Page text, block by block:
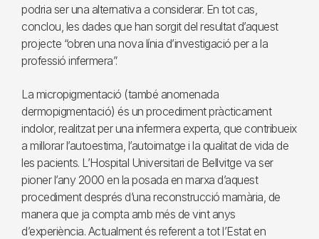
podria ser una alternativa a considerar. En tot cas,
conclou, les dades que han sorgit del resultat d’aquest
projecte “obren una nova línia d’investigació per a la
professió infermera”.
La micropigmentació (també anomenada
dermopigmentació) és un procediment pràcticament
indolor, realitzat per una infermera experta, que contribueix
a millorar l’autoestima, l’autoimatge i la qualitat de vida de
les pacients. L’Hospital Universitari de Bellvitge va ser
pioner l’any 2000 en la posada en marxa d’aquest
procediment després d’una reconstrucció mamària, de
manera que ja compta amb més de vint anys
d’experiència. Actualment és referent a tot l’Estat en